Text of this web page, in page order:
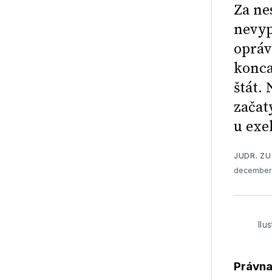
Za
štát.
u
JUDR.